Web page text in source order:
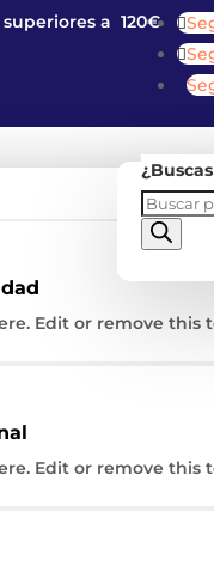
a 120€
de
Edit or remove this
Edit or remove this
o utilice la